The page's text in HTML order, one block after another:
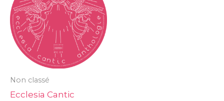
Non classé
Ecclesia Cantic